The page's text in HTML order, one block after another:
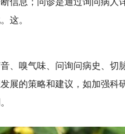
这。
嗅气味、问询问病史、切
展的策略和建议，如加强